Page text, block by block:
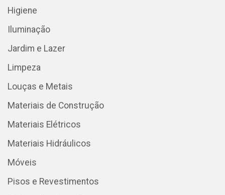
Higiene
Iluminação
Jardim e Lazer
Limpeza
Louças e Metais
Materiais de Construção
Materiais Elétricos
Materiais Hidráulicos
Móveis
Pisos e Revestimentos